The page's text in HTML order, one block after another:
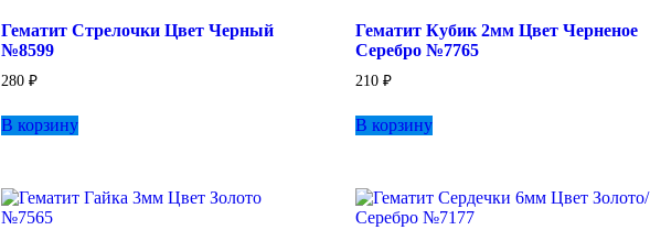
Гематит Стрелочки Цвет Черный
№8599
280₽
В корзину
Гематит Кубик 2мм Цвет Черненое
Серебро №7765
210₽
В корзину